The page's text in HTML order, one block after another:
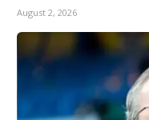
August 2, 2026